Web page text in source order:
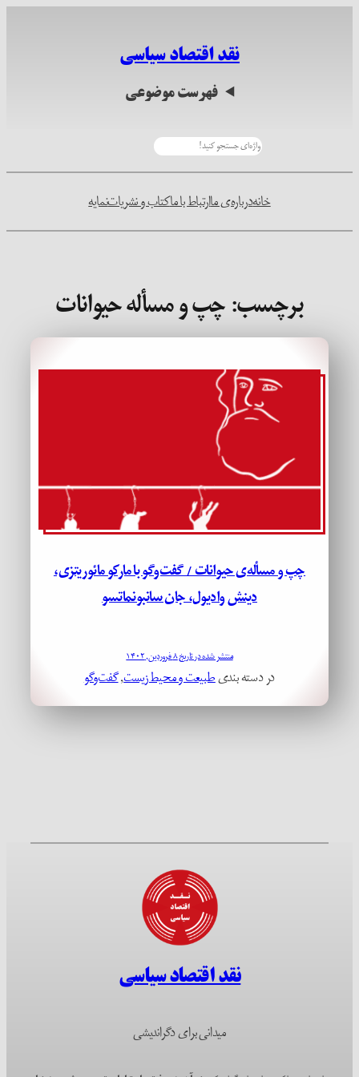
نقد اقتصاد سیاسی
فهرست موضوعی
خانهدرباره‌ی ماارتباط با ماکتاب و نشریاتنمایه
برچسب:چپ و مسأله حیوانات
چپ و مسأله‌ی حیوانات / گفت‌وگو با مارکو مائوریتزی،
دینش وادیول، جان سانبونماتسو
منتشر شده در تاریخ ۸ فروردین, ۱۴۰۲
در دسته بندیطبیعت و محیط زیست, گفت‌وگو
نقد اقتصاد سیاسی
میدانی برای دگراندیشی